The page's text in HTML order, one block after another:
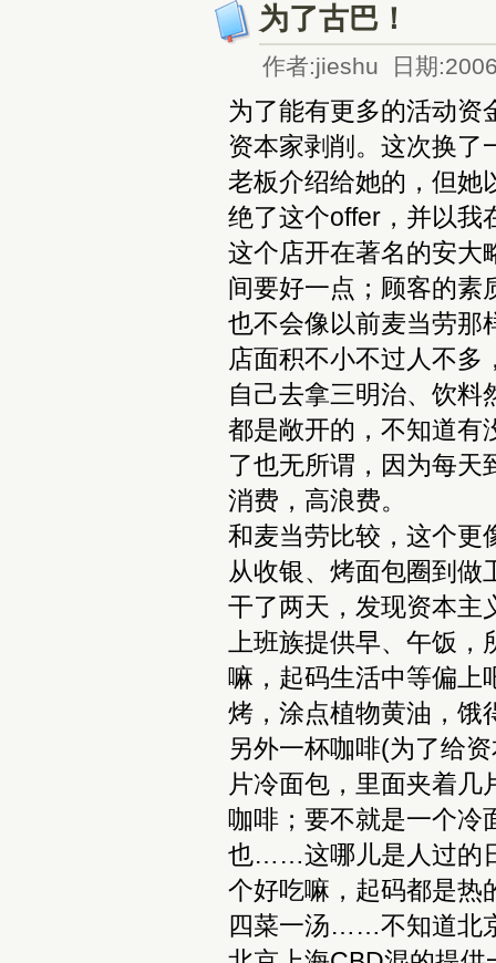
为了古巴！
作者:jieshu 日期
为了能有更多的活动资
资本家剥削。这次换了
老板介绍给她的，但她
绝了这个offer，并以我
这个店开在著名的安大
间要好一点；顾客的素
也不会像以前麦当劳那
店面积不小不过人不多
自己去拿三明治、饮料
都是敞开的，不知道有
了也无所谓，因为每天
消费，高浪费。
和麦当劳比较，这个更
从收银、烤面包圈到做
干了两天，发现资本
上班族提供早、午饭
嘛，起码生活中等偏上
烤，涂点植物黄油，饿
另外一杯咖啡(为了给
片冷面包，里面夹着
咖啡；要不就是一个冷
也……这哪儿是人过的
个好吃嘛，起码都是热
四菜一汤……不知道北